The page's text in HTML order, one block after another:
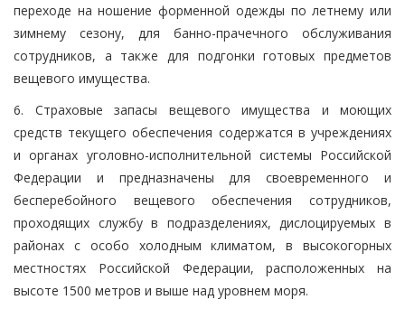
переходе на ношение форменной одежды по летнему или
зимнему сезону, для банно-прачечного обслуживания
сотрудников, а также для подгонки готовых предметов
вещевого имущества.
6. Страховые запасы вещевого имущества и моющих
средств текущего обеспечения содержатся в учреждениях
и органах уголовно-исполнительной системы Российской
Федерации и предназначены для своевременного и
бесперебойного вещевого обеспечения сотрудников,
проходящих службу в подразделениях, дислоцируемых в
районах с особо холодным климатом, в высокогорных
местностях Российской Федерации, расположенных на
высоте 1500 метров и выше над уровнем моря.